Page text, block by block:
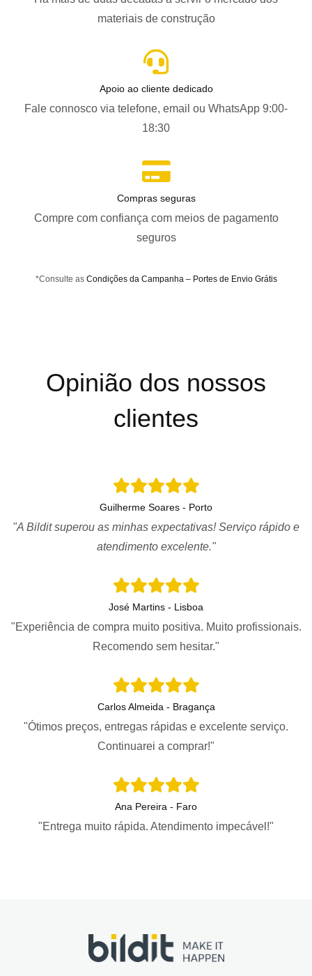
materiais de construção
Apoio ao cliente dedicado
Fale connosco via telefone, email ou WhatsApp 9:00-
18:30
Compras seguras
Compre com confiança com meios de pagamento
seguros
*Consulte as Condições da Campanha – Portes de Envio Grátis
Opinião dos nossos
clientes
Guilherme Soares - Porto
"A Bildit superou as minhas expectativas! Serviço rápido e
atendimento excelente."
José Martins - Lisboa
"Experiência de compra muito positiva. Muito profissionais.
Recomendo sem hesitar."
Carlos Almeida - Bragança
"Ótimos preços, entregas rápidas e excelente serviço.
Continuarei a comprar!"
Ana Pereira - Faro
"Entrega muito rápida. Atendimento impecável!"